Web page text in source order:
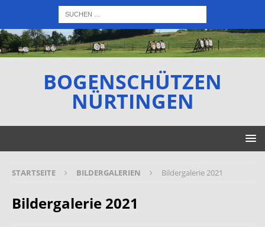
BOGENSCHÜTZEN
NÜRTINGEN
STARTSEITE BILDERGALERIEN Bildergalerie 2021
Bildergalerie 2021